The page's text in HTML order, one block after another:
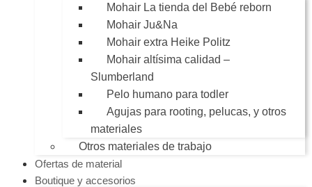
Mohair La tienda del Bebé reborn
Mohair Ju&Na
Mohair extra Heike Politz
Mohair altísima calidad –
Slumberland
Pelo humano para todler
Agujas para rooting, pelucas, y otros
materiales
Otros materiales de trabajo
Ofertas de material
Boutique y accesorios